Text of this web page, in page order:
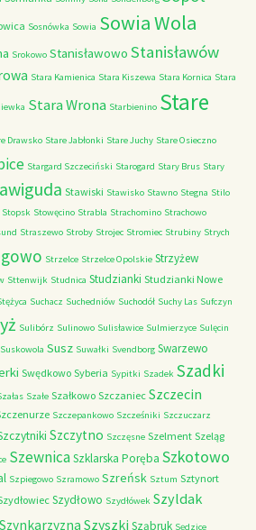
Sosnówka Sowia Sowia Wola
Srokowo Stanisławowo Stanisławów
Stara Kamienica Stara Kiszewa Stara Kornica Stara
Stara Wrona Starbienino Stare
Drawsko Stare Jabłonki Stare Juchy Stare Osieczno
Stargard Szczeciński Starogard Stary Brus Stary
Stawiski Stawisko Stawno Stegna Stilo
Stopsk Stowęcino Strabla Strachomino Strachowo
Straszewo Stroby Strojec Stromiec Strubiny Strych
Strzelce Strzelce Opolskie Strzyżew
Sttenwijk Studnica Studzianki Studzianki Nowe
Suchacz Suchedniów Suchodół Suchy Las Sufczyn
Sulibórz Sulinowo Sulisławice Sulmierzyce Sulęcin
Suskowola Susz Suwałki Svendborg Swarzewo
Swędkowo Syberia Sypitki Szadek Szadki
Szałe Szałkowo Szczaniec Szczecin
Szczepankowo Szcześniki Szczuczarz
Szczytno Szczęsne Szelment Szeląg
SzewnicaSzklarska Poręba Szkotowo
Szpiegowo Szramowo Szreńsk Sztum Sztynort
Szydłowo Szydłówek Szyldak
Szynkarzyzna Szyszki Sząbruk Sędzice